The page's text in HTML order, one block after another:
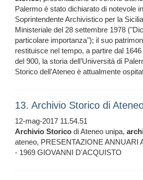
Palermo è stato dichiarato di notevole
Soprintendente Archivistico per la
Ministeriale del 28 settembre 1978
particolare importanza"); il suo
restituisce nel tempo, a partire dal
del 900, la storia dell’Università di
Storico dell’Ateneo è attualmente
13. Archivio Storico di
12-mag-2017 11.54.51
Archivio Storico di Ateneo unipa,
ateneo, PRESENTAZIONE ANNUARI
- 1969 GIOVANNI D'ACQUISTO